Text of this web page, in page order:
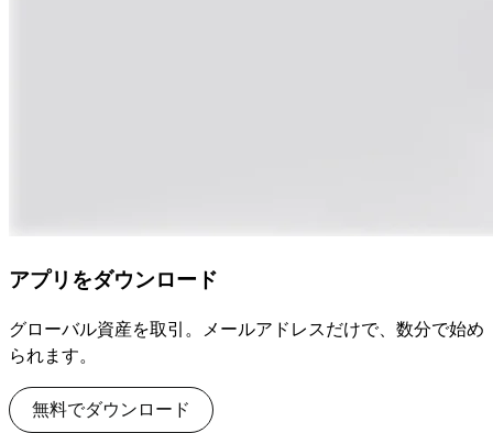
アプリをダウンロード
グローバル資産を取引。メールアドレスだけで、数分で始め
られます。
無料でダウンロード